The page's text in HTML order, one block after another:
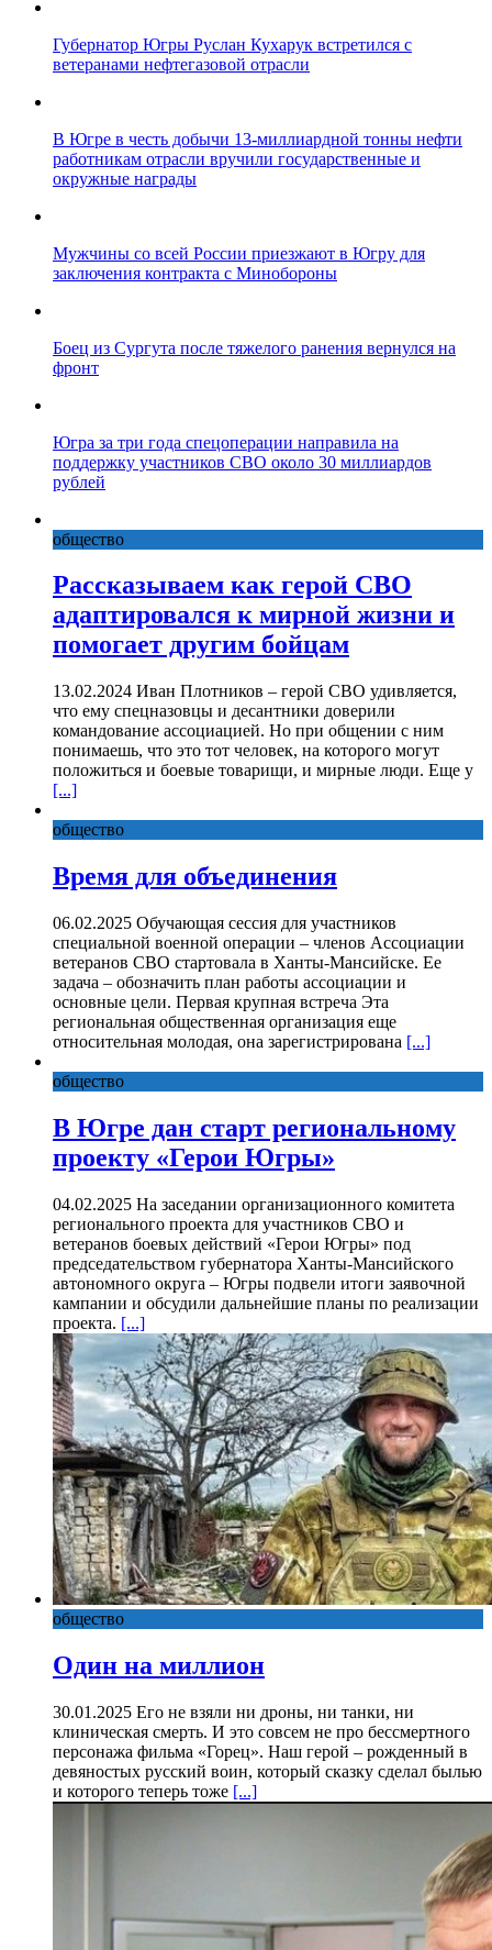
Губернатор Югры Руслан Кухарук встретился с
ветеранами нефтегазовой отрасли
В Югре в честь добычи 13-миллиардной тонны нефти
работникам отрасли вручили государственные и
окружные награды
Мужчины со всей России приезжают в Югру для
заключения контракта с Минобороны
Боец из Сургута после тяжелого ранения вернулся на
фронт
Югра за три года спецоперации направила на
поддержку участников СВО около 30 миллиардов
рублей
общество
Рассказываем как герой СВО
адаптировался к мирной жизни и
помогает другим бойцам
13.02.2024 Иван Плотников – герой СВО удивляется,
что ему спецназовцы и десантники доверили
командование ассоциацией. Но при общении с ним
понимаешь, что это тот человек, на которого могут
положиться и боевые товарищи, и мирные люди. Еще у
[...]
общество
Время для объединения
06.02.2025 Обучающая сессия для участников
специальной военной операции – членов Ассоциации
ветеранов СВО стартовала в Ханты-Мансийске. Ее
задача – обозначить план работы ассоциации и
основные цели. Первая крупная встреча Эта
региональная общественная организация еще
относительная молодая, она зарегистрирована [...]
общество
В Югре дан старт региональному
проекту «Герои Югры»
04.02.2025 На заседании организационного комитета
регионального проекта для участников СВО и
ветеранов боевых действий «Герои Югры» под
председательством губернатора Ханты-Мансийского
автономного округа – Югры подвели итоги заявочной
кампании и обсудили дальнейшие планы по реализации
проекта. [...]
общество
Один на миллион
30.01.2025 Его не взяли ни дроны, ни танки, ни
клиническая смерть. И это совсем не про бессмертного
персонажа фильма «Горец». Наш герой – рожденный в
девяностых русский воин, который сказку сделал былью
и которого теперь тоже [...]